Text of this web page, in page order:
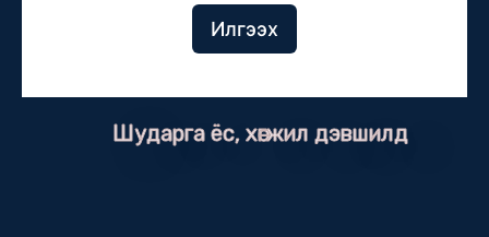
Илгээх
Шударга ёс, хөгжил дэвшилд